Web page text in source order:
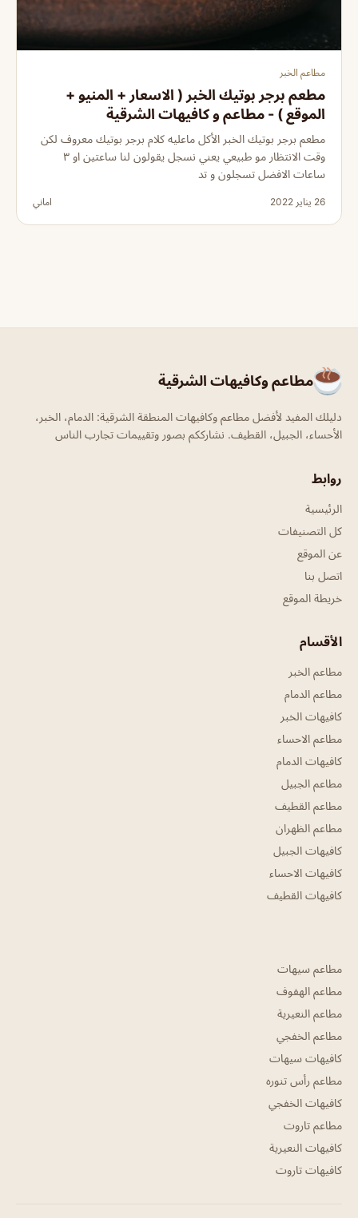
مطاعم الخبر
مطعم برجر بوتيك الخبر ( الاسعار + المنيو +
الموقع ) - مطاعم و كافيهات الشرقية
مطعم برجر بوتيك الخبر الأكل ماعليه كلام برجر بوتيك معروف لكن
وقت الانتظار مو طبيعي يعني نسجل يقولون لنا ساعتين او ٣
ساعات الافضل تسجلون و تد
26 يناير 2022 اماني
مطاعم وكافيهات الشرقية
دليلك المفيد لأفضل مطاعم وكافيهات المنطقة الشرقية: الدمام، الخبر،
الأحساء، الجبيل، القطيف. نشارككم بصور وتقييمات تجارب الناس
روابط
الرئيسية
كل التصنيفات
عن الموقع
اتصل بنا
خريطة الموقع
الأقسام
مطاعم الخبر
مطاعم الدمام
كافيهات الخبر
مطاعم الاحساء
كافيهات الدمام
مطاعم الجبيل
مطاعم القطيف
مطاعم الظهران
كافيهات الجبيل
كافيهات الاحساء
كافيهات القطيف
مطاعم سيهات
مطاعم الهفوف
مطاعم النعيرية
مطاعم الخفجي
كافيهات سيهات
مطاعم رأس تنوره
كافيهات الخفجي
مطاعم تاروت
كافيهات النعيرية
كافيهات تاروت